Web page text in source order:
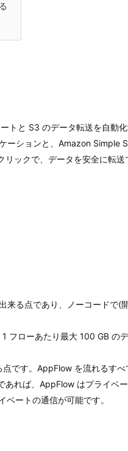
と S3 のデータ転送を自動化
ーションと、Amazon Simple
ックで、データを安全に転
る点であり、ノーコードで(
フローあたり最大 100 GB の
です。AppFlow を流れるす
れば、AppFlow はプライベ
ートの通信が可能です。